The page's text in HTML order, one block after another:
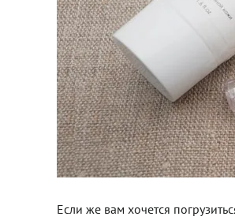
Если же вам хочется